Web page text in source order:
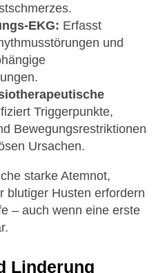
EKG: Erfasst
und
Triggerpunkte,
Bewegungsrestriktionen
Ursachen.
starke Atemnot,
blutiger Husten erfordern
– auch wenn eine erste
Linderung